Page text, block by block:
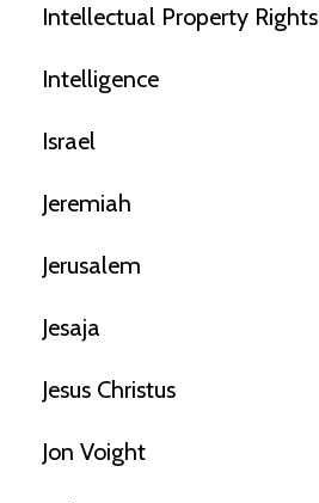
Intellectual Property Rights
Intelligence
Israel
Jeremiah
Jerusalem
Jesaja
Jesus Christus
Jon Voight